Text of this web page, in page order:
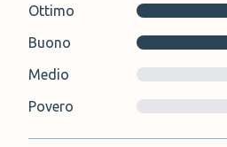
Ottimo
Buono
Medio
Povero